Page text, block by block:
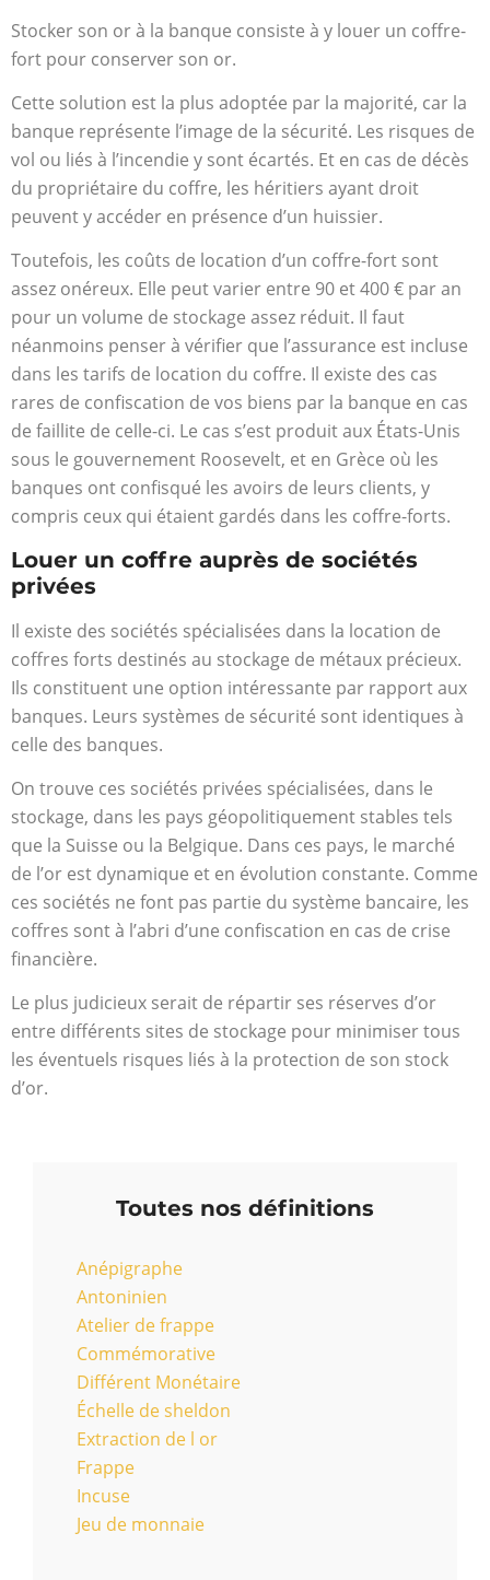
Stocker son or à la banque consiste à y louer un coffre-
fort pour conserver son or.
Cette solution est la plus adoptée par la majorité, car la
banque représente l’image de la sécurité. Les risques de
vol ou liés à l’incendie y sont écartés. Et en cas de décès
du propriétaire du coffre, les héritiers ayant droit
peuvent y accéder en présence d’un huissier.
Toutefois, les coûts de location d’un coffre-fort sont
assez onéreux. Elle peut varier entre 90 et 400 € par an
pour un volume de stockage assez réduit. Il faut
néanmoins penser à vérifier que l’assurance est incluse
dans les tarifs de location du coffre. Il existe des cas
rares de confiscation de vos biens par la banque en cas
de faillite de celle-ci. Le cas s’est produit aux États-Unis
sous le gouvernement Roosevelt, et en Grèce où les
banques ont confisqué les avoirs de leurs clients, y
compris ceux qui étaient gardés dans les coffre-forts.
Louer un coffre auprès de sociétés
privées
Il existe des sociétés spécialisées dans la location de
coffres forts destinés au stockage de métaux précieux.
Ils constituent une option intéressante par rapport aux
banques. Leurs systèmes de sécurité sont identiques à
celle des banques.
On trouve ces sociétés privées spécialisées, dans le
stockage, dans les pays géopolitiquement stables tels
que la Suisse ou la Belgique. Dans ces pays, le marché
de l’or est dynamique et en évolution constante. Comme
ces sociétés ne font pas partie du système bancaire, les
coffres sont à l’abri d’une confiscation en cas de crise
financière.
Le plus judicieux serait de répartir ses réserves d’or
entre différents sites de stockage pour minimiser tous
les éventuels risques liés à la protection de son stock
d’or.
Toutes nos définitions
Anépigraphe
Antoninien
Atelier de frappe
Commémorative
Différent Monétaire
Échelle de sheldon
Extraction de l or
Frappe
Incuse
Jeu de monnaie